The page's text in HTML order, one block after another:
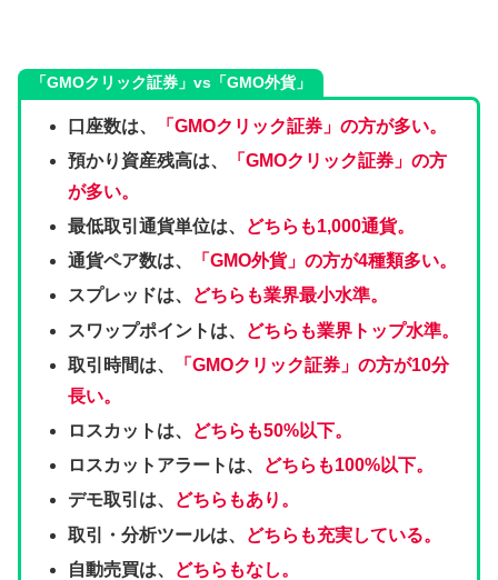
「GMOクリック証券」 vs「GMO外貨」
口座数は、 「GMOクリック証券」 の方が多い。
預かり資産残高は、
「GMOクリック証券」の方
が多い。
最低取引通貨単位は、
どちらも1,000通貨。
通貨ペア数は、
「GMO外貨」 の方が4種類多い。
スプレッドは、
どちらも業界最小水準。
スワップポイントは、
どちらも業界トップ水準。
取引時間は、
「GMOクリック証券」の方が10分
長い。
ロスカットは、
どちらも50%以下。
ロスカットアラートは、
どちらも100%以下。
デモ取引は、
どちらもあり。
取引・分析ツールは、
どちらも充実している。
自動売買は、
どちらもなし。